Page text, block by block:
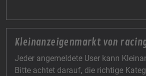
Kleinanzeigenmarkt von
Jeder angemeldete User kann
Bitte achtet darauf, die richtige